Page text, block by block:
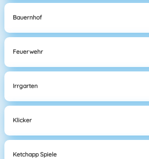
Bauernhof
Feuerwehr
Irrgarten
Klicker
Ketchapp Spiele